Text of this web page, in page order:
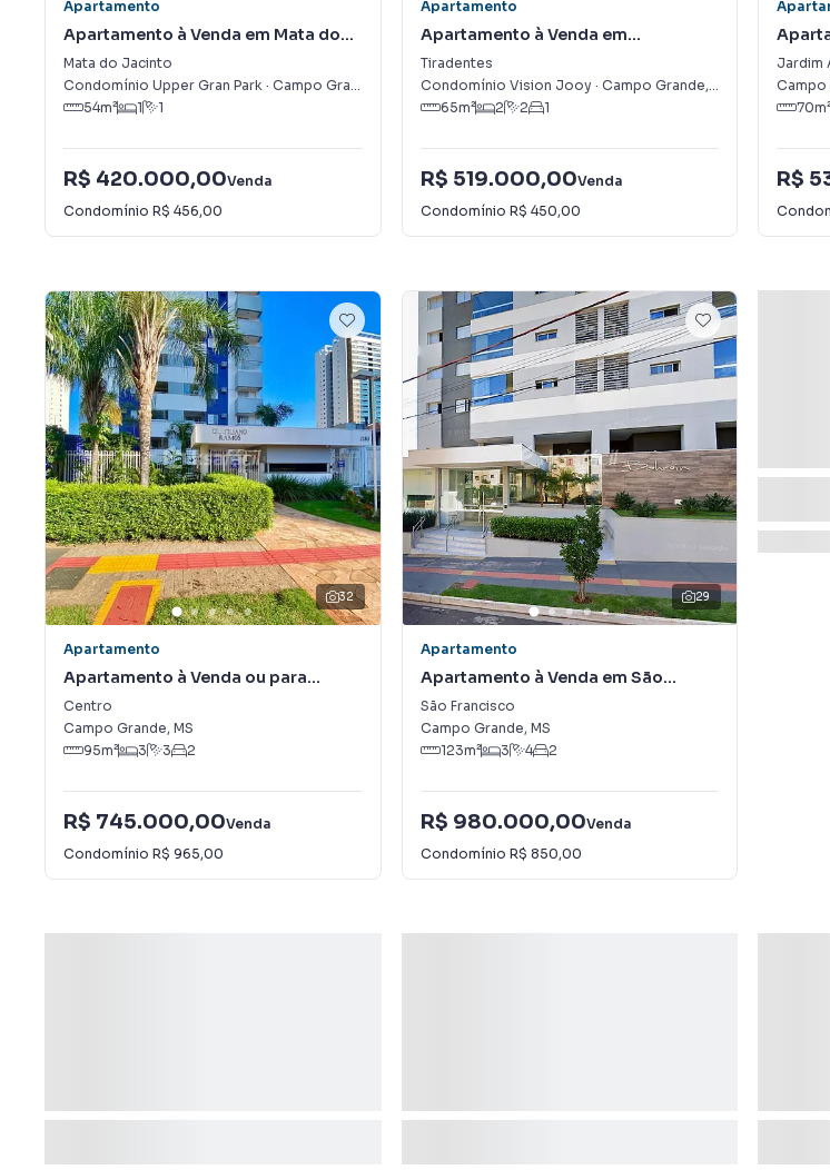
Apartamento
Apartamento à Venda em Mata do
Jacinto
Mata do Jacinto
Condomínio Upper Gran Park · Campo Grande
54m² 1 1
R$ 420.000,00Venda
Condomínio R$ 456,00
Apartamento
Apartamento à Venda em
Tiradentes
Tiradentes
Condomínio Vision Jooy · Campo Grande, MS
65m² 2 2 1
R$ 519.000,00Venda
Condomínio R$ 450,00
Jardim
Campo
70m²
R$
32
Apartamento
Apartamento à Venda ou para
Alugar em Centro
Centro
Campo Grande, MS
95m² 3 3 2
R$ 745.000,00Venda
Condomínio R$ 965,00
29
Apartamento
Apartamento à Venda em São
Francisco
São Francisco
Campo Grande, MS
123m² 3 4 2
R$ 980.000,00Venda
Condomínio R$ 850,00